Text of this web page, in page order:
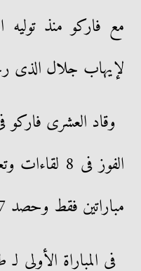
مع فاركو منذ توليه
لإيهاب جلال الذى
مباراتين فقط وحصد 27 نقطة.
فى المباراة الأولى